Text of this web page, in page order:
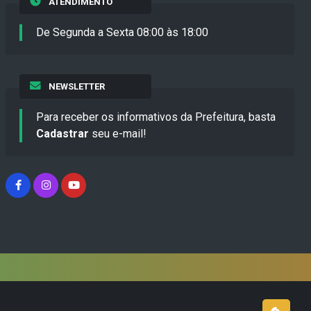
De Segunda a Sexta 08:00 às 18:00
NEWSLETTER
Para receber os informativos da Prefeitura, basta
Cadastrar seu e-mail!